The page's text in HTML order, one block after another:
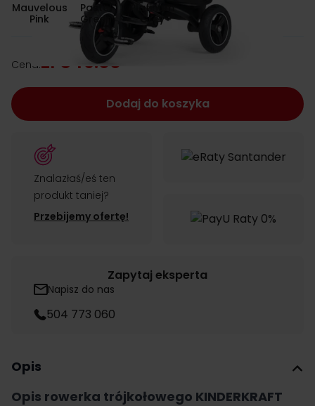
Mauvelous
Pink
Pastel
Green
Platinum
Grey
Cena:zł 549.00
Dodaj do koszyka
Znalazłaś/eś ten
produkt taniej?
Przebijemy ofertę!
Zapytaj eksperta
Napisz do nas
504 773 060
Opis
Opis rowerka trójkołowego KINDERKRAFT